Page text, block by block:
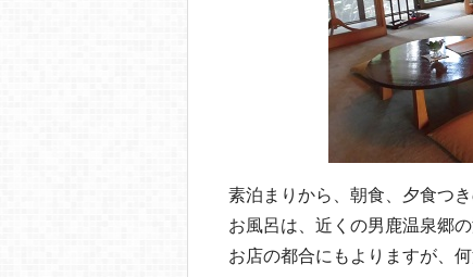
素泊まりから、朝食、夕食つ
お風呂は、近くの男鹿温泉郷
お店の都合にもよりますが、